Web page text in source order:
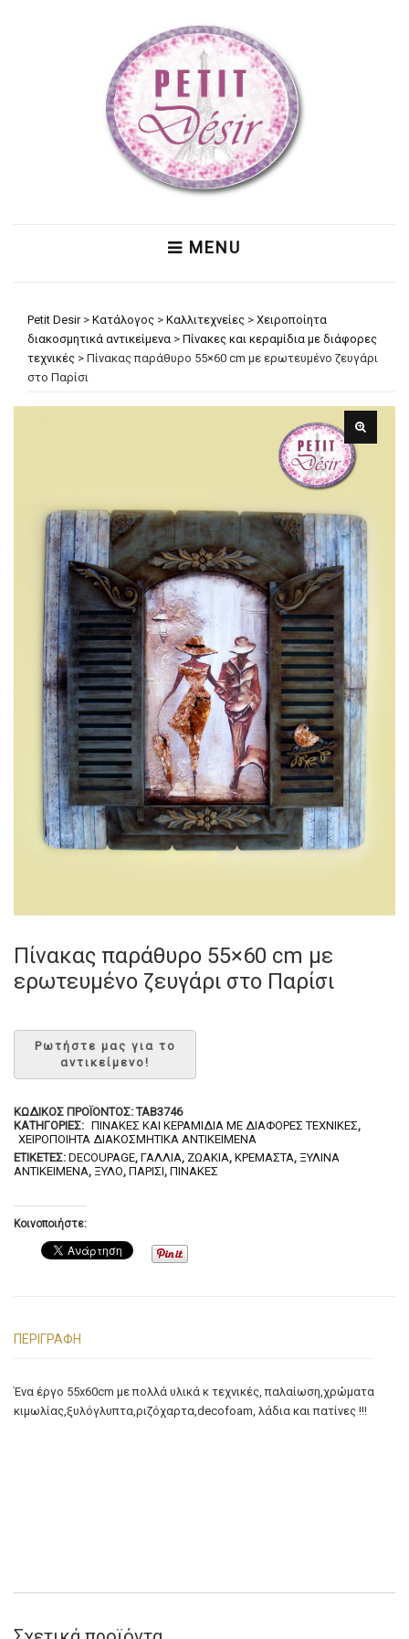
MENU
Petit Desir> Κατάλογος > Καλλιτεχνείες > Χειροποίητα
διακοσμητικά αντικείμενα > Πίνακες και κεραμίδια με διάφορες
τεχνικές > Πίνακας παράθυρο 55×60 cm με ερωτευμένο ζευγάρι
στο Παρίσι
Πίνακας παράθυρο 55×60 cm με
ερωτευμένο ζευγάρι στο Παρίσι
ΚΩΔΙΚΌΣ ΠΡΟΪΌΝΤΟΣ:TAB3746
ΚΑΤΗΓΟΡΊΕΣ: ΠΊΝΑΚΕΣ ΚΑΙ ΚΕΡΑΜΊΔΙΑ ΜΕ ΔΙΆΦΟΡΕΣ ΤΕΧΝΙΚΈΣ,
ΧΕΙΡΟΠΟΊΗΤΑ ΔΙΑΚΟΣΜΗΤΙΚΆ ΑΝΤΙΚΕΊΜΕΝΑ
ΕΤΙΚΈΤΕΣ: DECOUPAGE, ΓΑΛΛΊΑ, ΖΩΆΚΙΑ, ΚΡΕΜΑΣΤΆ, ΞΎΛΙΝΑ
ΑΝΤΙΚΕΊΜΕΝΆ, ΞΎΛΟ, ΠΑΡΊΣΙ, ΠΙΝΆΚΕΣ
Κοινοποιήστε:
ΠΕΡΙΓΡΑΦΉ
Ένα έργο 55x60cm με πολλά υλικά κ τεχνικές, παλαίωση,χρώματα
κιμωλίας,ξυλόγλυπτα,ριζόχαρτα,decofoam, λάδια και πατίνες !!!